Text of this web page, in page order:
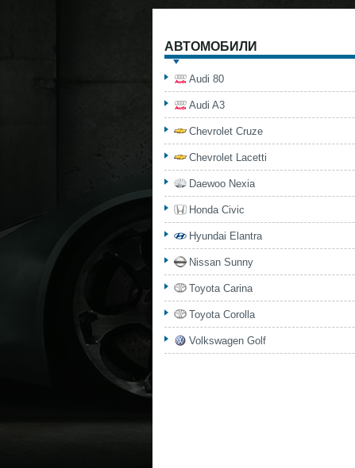
АВТОМОБИЛИ
Audi 80
Audi A3
Chevrolet Cruze
Chevrolet Lacetti
Daewoo Nexia
Honda Civic
Hyundai Elantra
Nissan Sunny
Toyota Carina
Toyota Corolla
Volkswagen Golf